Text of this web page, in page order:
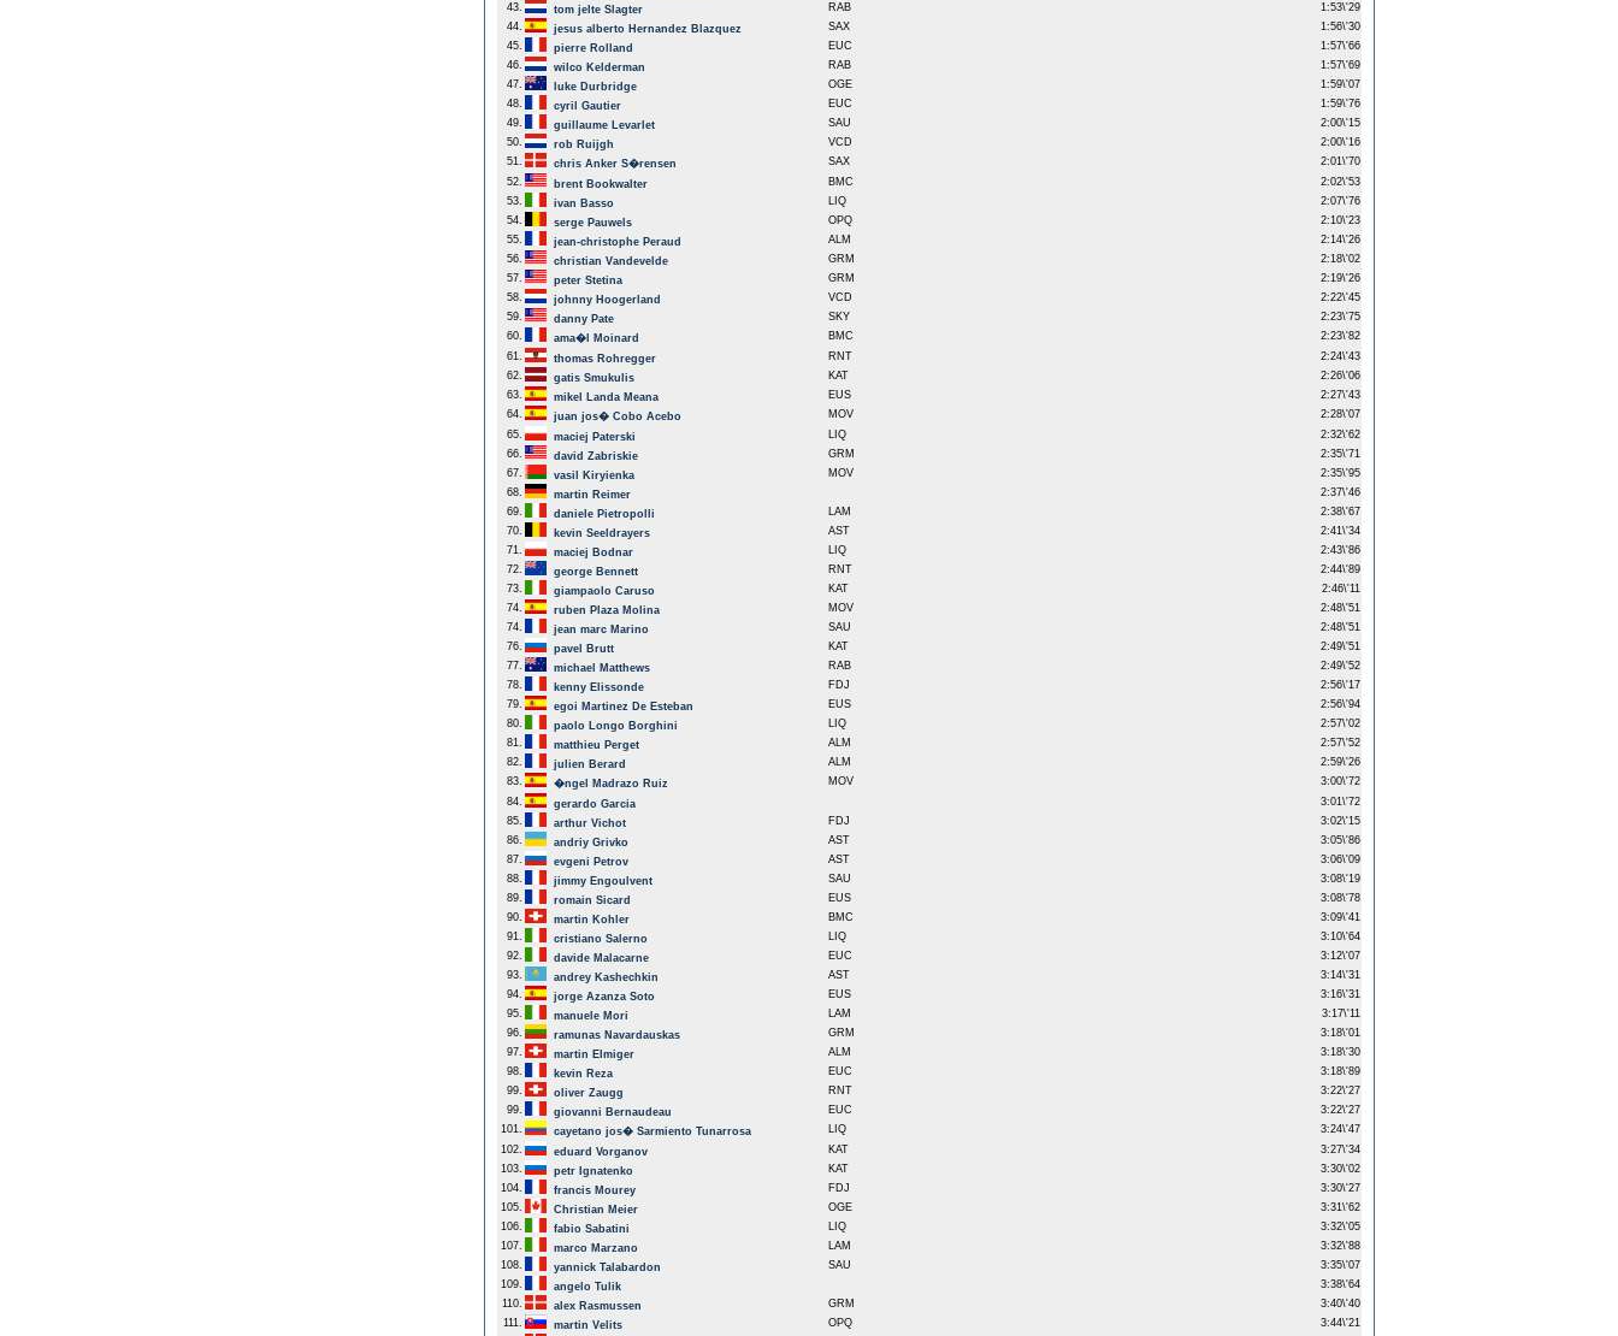
43.
tom jelte Slagter RAB
1:53\'29
44.
jesus alberto Hernandez Blazquez SAX
1:56\'30
45.
pierre Rolland EUC
1:57\'66
46.
wilco Kelderman RAB
1:57\'69
47.
luke Durbridge OGE
1:59\'07
48.
cyril Gautier EUC
1:59\'76
49.
guillaume Levarlet SAU
2:00\'15
50.
rob Ruijgh VCD
2:00\'16
51.
chris Anker S�rensen SAX
2:01\'70
52.
brent Bookwalter BMC
2:02\'53
53.
ivan Basso LIQ
2:07\'76
54.
serge Pauwels OPQ
2:10\'23
55.
jean-christophe Peraud ALM
2:14\'26
56.
christian Vandevelde GRM
2:18\'02
57.
peter Stetina GRM
2:19\'26
58.
johnny Hoogerland VCD
2:22\'45
59.
danny Pate SKY
2:23\'75
60.
ama�l Moinard BMC
2:23\'82
61.
thomas Rohregger RNT
2:24\'43
62.
gatis Smukulis KAT
2:26\'06
63.
mikel Landa Meana EUS
2:27\'43
64.
juan jos� Cobo Acebo MOV
2:28\'07
65.
maciej Paterski LIQ
2:32\'62
66.
david Zabriskie GRM
2:35\'71
67.
vasil Kiryienka MOV
2:35\'95
68.
martin Reimer
2:37\'46
69.
daniele Pietropolli LAM
2:38\'67
70.
kevin Seeldrayers AST
2:41\'34
71.
maciej Bodnar LIQ
2:43\'86
72.
george Bennett RNT
2:44\'89
73.
giampaolo Caruso KAT
2:46\'11
74.
ruben Plaza Molina MOV
2:48\'51
74.
jean marc Marino SAU
2:48\'51
76.
pavel Brutt KAT
2:49\'51
77.
michael Matthews RAB
2:49\'52
78.
kenny Elissonde FDJ
2:56\'17
79.
egoi Martinez De Esteban EUS
2:56\'94
80.
paolo Longo Borghini LIQ
2:57\'02
81.
matthieu Perget ALM
2:57\'52
82.
julien Berard ALM
2:59\'26
83.
�ngel Madrazo Ruiz MOV
3:00\'72
84.
gerardo Garcia
3:01\'72
85.
arthur Vichot FDJ
3:02\'15
86.
andriy Grivko AST
3:05\'86
87.
evgeni Petrov AST
3:06\'09
88.
jimmy Engoulvent SAU
3:08\'19
89.
romain Sicard EUS
3:08\'78
90.
martin Kohler BMC
3:09\'41
91.
cristiano Salerno LIQ
3:10\'64
92.
davide Malacarne EUC
3:12\'07
93.
andrey Kashechkin AST
3:14\'31
94.
jorge Azanza Soto EUS
3:16\'31
95.
manuele Mori LAM
3:17\'11
96.
ramunas Navardauskas GRM
3:18\'01
97.
martin Elmiger ALM
3:18\'30
98.
kevin Reza EUC
3:18\'89
99.
oliver Zaugg RNT
3:22\'27
99.
giovanni Bernaudeau EUC
3:22\'27
101.
cayetano jos� Sarmiento Tunarrosa LIQ
3:24\'47
102.
eduard Vorganov KAT
3:27\'34
103.
petr Ignatenko KAT
3:30\'02
104.
francis Mourey FDJ
3:30\'27
105.
Christian Meier OGE
3:31\'62
106.
fabio Sabatini LIQ
3:32\'05
107.
marco Marzano LAM
3:32\'88
108.
yannick Talabardon SAU
3:35\'07
109.
angelo Tulik
3:38\'64
110.
alex Rasmussen GRM
3:40\'40
111.
martin Velits OPQ 3:44\'21